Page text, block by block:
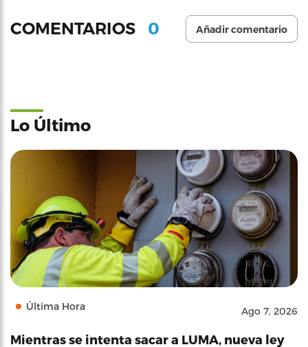
COMENTARIOS 0 Añadir comentario
Lo Último
Última Hora Ago 7, 2026
Mientras se intenta sacar a LUMA, nueva ley